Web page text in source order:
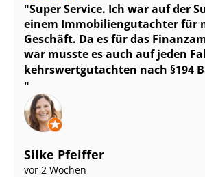
Super Service. Ich war auf der
einem Im­mo­bi­li­en­gut­ach­ter für
Geschäft. Da es für das
war musste es auch auf jeden
kehrs­wert­gut­ach­ten nach §194
Silke Pfeiffer
vor 2 Wochen